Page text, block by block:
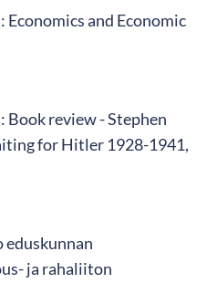
and Economic
Book review - Stephen
for Hitler 1928-1941,
eduskunnan
ja rahaliiton